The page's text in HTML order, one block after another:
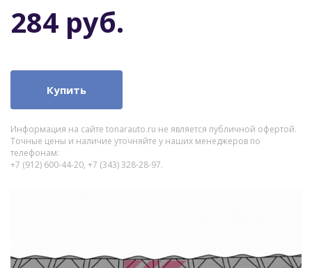
284 руб.
Купить
Информация на сайте tonarauto.ru не является публичной офертой.
Точные цены и наличие уточняйте у наших менеджеров по
телефонам:
+7 (912) 600-44-20, +7 (343) 328-28-97.